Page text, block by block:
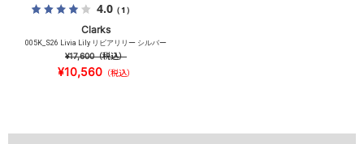
4.0（1）
Clarks
005K_S26 Livia Lily リビアリリー シルバー
¥17,600（税込）
¥10,560（税込）